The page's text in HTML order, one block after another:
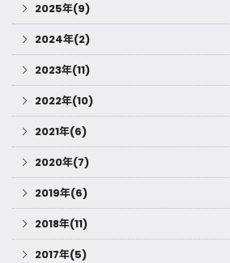
2025年(9)
2024年(2)
2023年(11)
2022年(10)
2021年(6)
2020年(7)
2019年(6)
2018年(11)
2017年(5)